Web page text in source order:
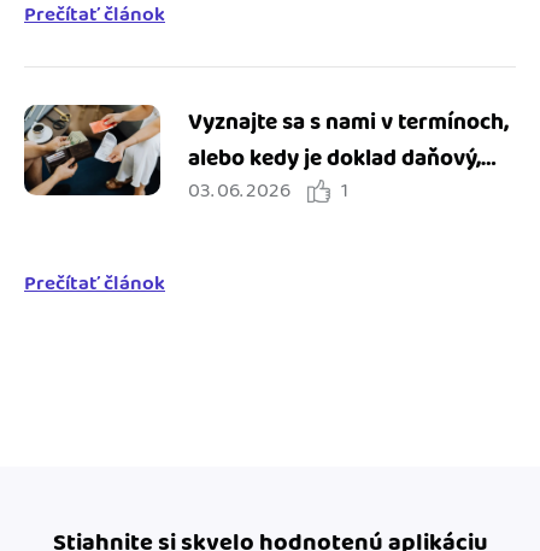
Prečítať článok
Vyznajte sa s nami v termínoch,
alebo kedy je doklad daňový,
ako sa líši od dokladu o kúpe a
03. 06. 2026 1
Prečítať článok
Stiahnite si skvelo hodnotenú aplikáciu